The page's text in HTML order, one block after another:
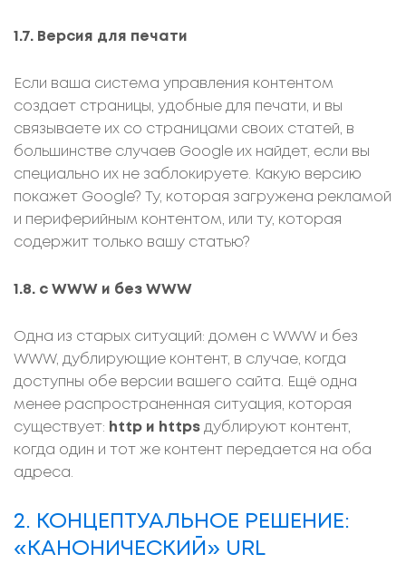
1.7. Версия для печати
Если ваша система управления контентом
создает страницы, удобные для печати, и вы
связываете их со страницами своих статей, в
большинстве случаев Google их найдет, если вы
специально их не заблокируете. Какую версию
покажет Google? Ту, которая загружена рекламой
и периферийным контентом, или ту, которая
содержит только вашу статью?
1.8. с WWW и без WWW
Одна из старых ситуаций: домен с WWW и без
WWW, дублирующие контент, в случае, когда
доступны обе версии вашего сайта. Ещё одна
менее распространенная ситуация, которая
существует: http и https дублируют контент,
когда один и тот же контент передается на оба
адреса.
2. КОНЦЕПТУАЛЬНОЕ РЕШЕНИЕ:
«КАНОНИЧЕСКИЙ» URL